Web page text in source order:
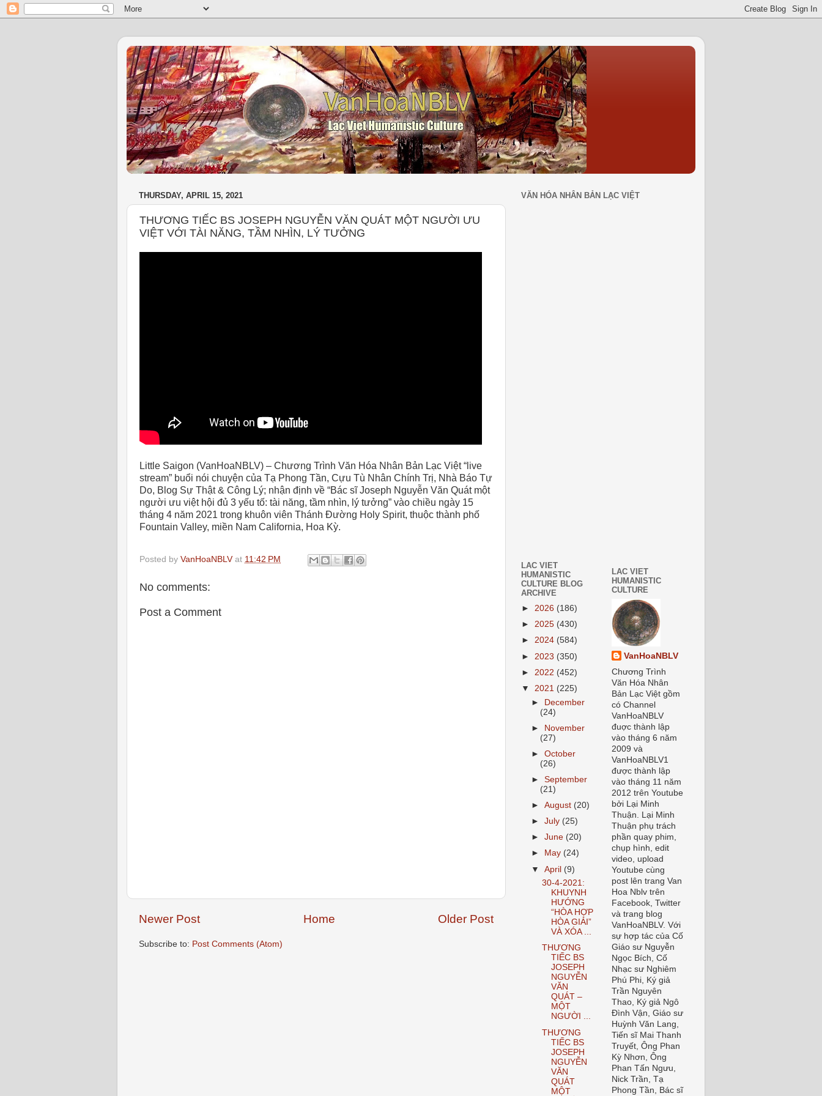
THURSDAY, APRIL 15, 2021
THƯƠNG TIẾC BS JOSEPH NGUYỄN VĂN QUÁT MỘT NGƯỜI ƯU
VIỆT VỚI TÀI NĂNG, TẦM NHÌN, LÝ TƯỞNG
Little Saigon (VanHoaNBLV) – Chương Trình Văn Hóa Nhân Bản Lạc Việt “live
stream” buổi nói chuyện của Tạ Phong Tần, Cựu Tù Nhân Chính Trị, Nhà Báo Tự
Do, Blog Sự Thật & Công Lý; nhận định về “Bác sĩ Joseph Nguyễn Văn Quát một
người ưu việt hội đủ 3 yếu tố: tài năng, tầm nhìn, lý tưởng” vào chiều ngày 15
tháng 4 năm 2021 trong khuôn viên Thánh Đường Holy Spirit, thuộc thành phố
Fountain Valley, miền Nam California, Hoa Kỳ.
Posted by VanHoaNBLV at 11:42 PM
No comments:
Post a Comment
Newer Post Older Post
Home
Subscribe to: Post Comments (Atom)
VĂN HÓA NHÂN BẢN LẠC VIỆT
LAC VIET
HUMANISTIC
CULTURE BLOG
ARCHIVE
► 2026 (186)
► 2025 (430)
► 2024 (584)
► 2023 (350)
► 2022 (452)
▼ 2021 (225)
► December
(24)
► November
(27)
►October
(26)
►September
(21)
►August (20)
►July (25)
►June (20)
►
May (24)
▼April (9)
30-4-2021:
KHUYNH
HƯỚNG
“HÒA HỢP
HÒA GIẢI”
VÀ XÓA ...
THƯƠNG
TIẾC BS
JOSEPH
NGUYỄN
VĂN
QUÁT –
MỘT
NGƯỜI ...
THƯƠNG
TIẾC BS
JOSEPH
NGUYỄN
VĂN
QUÁT
MỘT
LAC VIET
HUMANISTIC
CULTURE
VanHoaNBLV
Chương Trình
Văn Hóa Nhân
Bản Lạc Việt gồm
có Channel
VanHoaNBLV
đuợc thành lập
vào tháng 6 năm
2009 và
VanHoaNBLV1
được thành lập
vào tháng 11 năm
2012 trên Youtube
bởi Lại Minh
Thuận. Lại Minh
Thuận phụ trách
phần quay phim,
chụp hình, edit
video, upload
Youtube cùng
post lên trang Van
Hoa Nblv trên
Facebook, Twitter
và trang blog
VanHoaNBLV. Với
sự hợp tác của Cố
Giáo sư Nguyễn
Ngọc Bích, Cố
Nhạc sư Nghiêm
Phú Phi, Ký giả
Trần Nguyên
Thao, Ký giả Ngô
Đình Vận, Giáo sư
Huỳnh Văn Lang,
Tiến sĩ Mai Thanh
Truyết, Ông Phan
Kỳ Nhơn, Ông
Phan Tấn Ngưu,
Nick Trần, Tạ
Phong Tần, Bác sĩ